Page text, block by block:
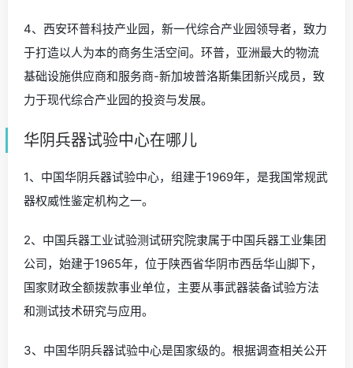
4、西安环普科技产业园，新一代综合产业园领导者，致力
于打造以人为本的商务生活空间。环普，亚洲最大的物流
基础设施供应商和服务商-新加坡普洛斯集团新兴成员，致
力于现代综合产业园的投资与发展。
华阴兵器试验中心在哪儿
1、中国华阴兵器试验中心，组建于1969年，是我国常规武
器权威性鉴定机构之一。
2、中国兵器工业试验测试研究院隶属于中国兵器工业集团
公司，始建于1965年，位于陕西省华阴市西岳华山脚下，
国家财政全额拨款事业单位，主要从事武器装备试验方法
和测试技术研究与应用。
3、中国华阴兵器试验中心是国家级的。根据调查相关公开